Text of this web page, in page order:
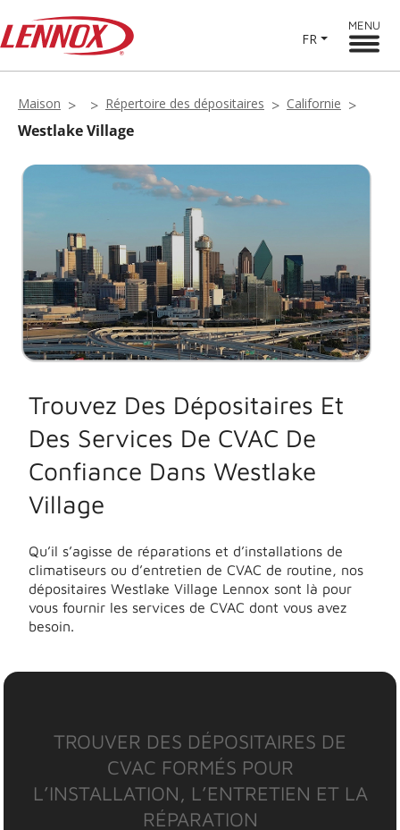
FR
MENU
Maison Répertoire des dépositaires Californie
Westlake Village
Trouvez Des Dépositaires Et
Des Services De CVAC De
Confiance Dans Westlake
Village
Qu’il s’agisse de réparations et d’installations de
climatiseurs ou d’entretien de CVAC de routine, nos
dépositaires Westlake Village Lennox sont là pour
vous fournir les services de CVAC dont vous avez
besoin.
TROUVER DES DÉPOSITAIRES DE
CVAC FORMÉS POUR
L’INSTALLATION, L’ENTRETIEN ET LA
RÉPARATION